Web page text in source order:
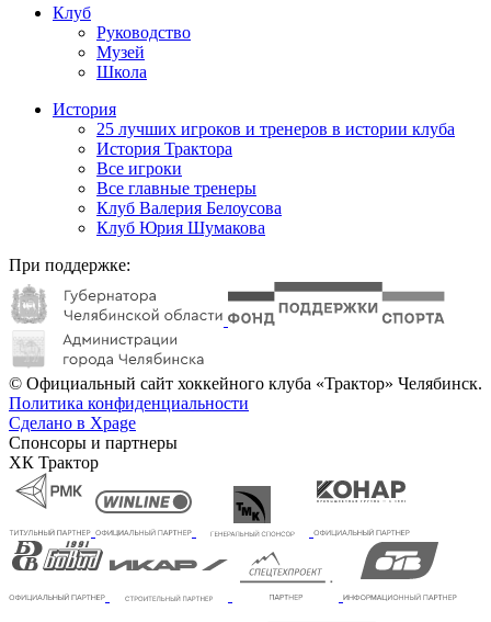
Клуб
Руководство
Музей
Школа
История
25 лучших игроков и тренеров в истории клуба
История Трактора
Все игроки
Все главные тренеры
Клуб Валерия Белоусова
Клуб Юрия Шумакова
При поддержке:
© Официальный сайт хоккейного клуба «Трактор» Челябинск.
Политика конфиденциальности
Сделано в Xpage
Спонсоры и партнеры
ХК Трактор